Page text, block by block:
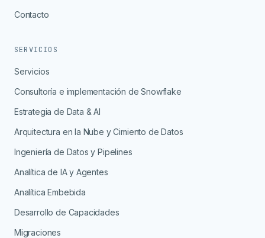
Contacto
SERVICIOS
Servicios
Consultoría e implementación de Snowflake
Estrategia de Data & AI
Arquitectura en la Nube y Cimiento de Datos
Ingeniería de Datos y Pipelines
Analítica de IA y Agentes
Analítica Embebida
Desarrollo de Capacidades
Migraciones